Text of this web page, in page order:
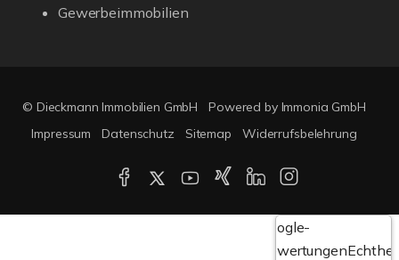
Gewerbeimmobilien
© Dieckmann Immobilien GmbH
Powered by Immonia GmbH
Impressum
Datenschutz Sitemap Widerrufsbelehrung
Google-
Bewertungen